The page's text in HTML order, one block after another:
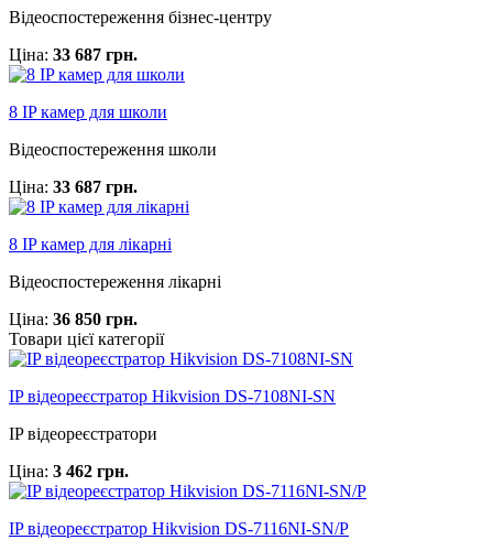
Відеоспостереження бізнес-центру
Ціна: 33 687 грн.
8 IP камер для школи
Відеоспостереження школи
Ціна: 33 687 грн.
8 IP камер для лікарні
Відеоспостереження лікарні
Ціна: 36 850 грн.
Товари цієї категорії
IP відеореєстратор Hikvision DS-7108NI-SN
IP відеореєстратори
Ціна: 3 462 грн.
IP відеореєстратор Hikvision DS-7116NI-SN/P